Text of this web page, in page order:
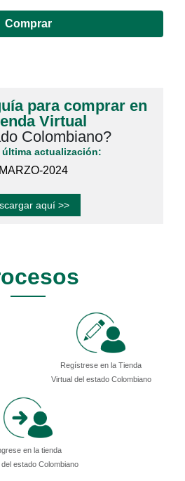
Comprar
para comprar en
Virtual
Colombiano?
última actualización:
2024
aquí >>
Regístrese en la Tienda
Virtual del estado Colombiano
en la tienda
del estado Colombiano